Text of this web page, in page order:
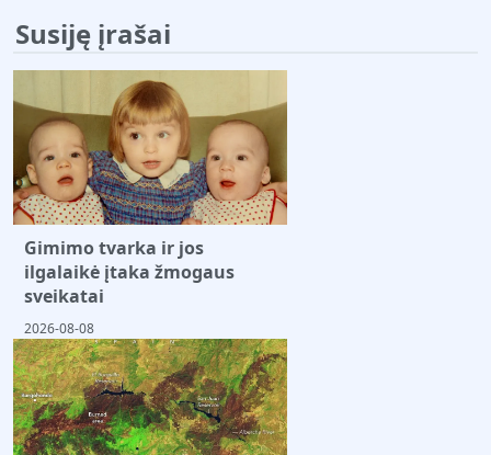
Susiję įrašai
Gimimo tvarka ir jos
ilgalaikė įtaka žmogaus
sveikatai
2026-08-08